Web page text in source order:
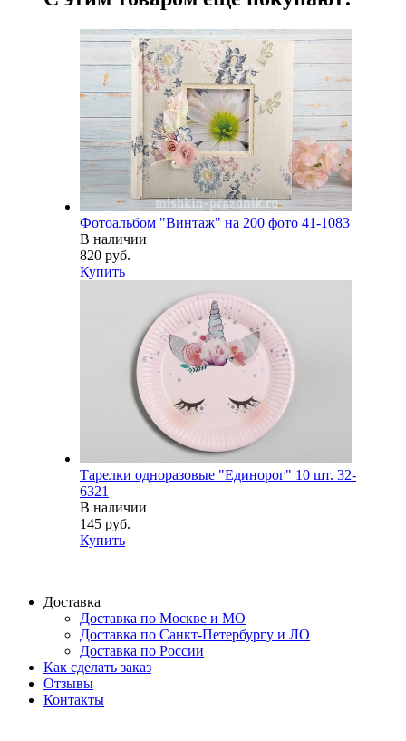
Фотоальбом "Винтаж" на 200 фото 41-1083
В наличии
820 руб.
Купить
Тарелки одноразовые "Единорог" 10 шт. 32-
6321
В наличии
145 руб.
Купить
Доставка
Доставка по Москве и МО
Доставка по Санкт-Петербургу и ЛО
Доставка по России
Как сделать заказ
Отзывы
Контакты